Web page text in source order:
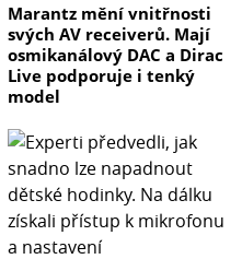
Marantz mění vnitřnosti
svých AV receiverů. Mají
osmikanálový DAC a Dirac
Live podporuje i tenký
model